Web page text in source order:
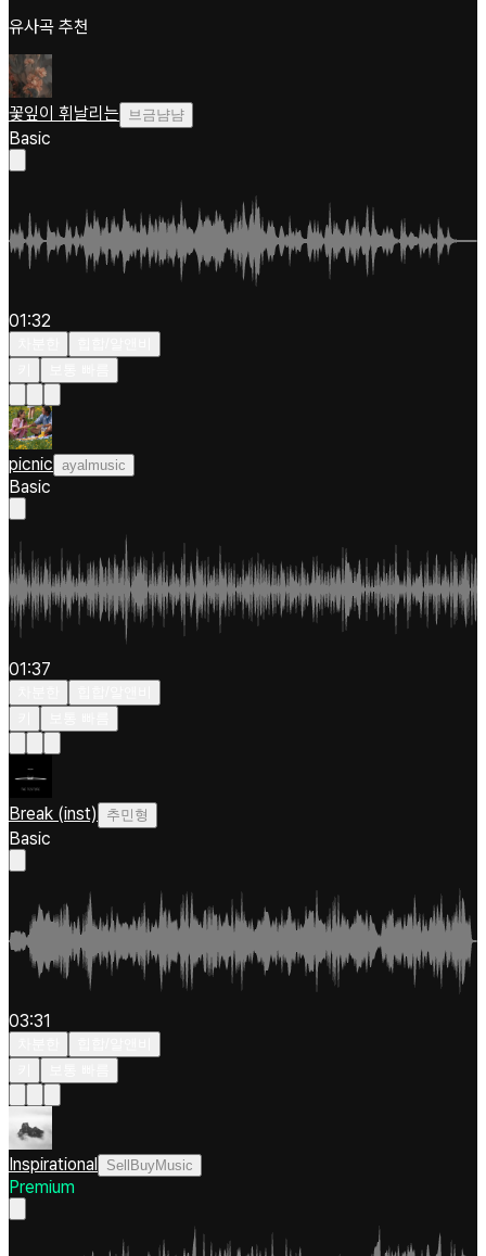
유사곡 추천
꽃잎이 휘날리는 브금냠냠
Basic
01:32
picnic ayalmusic
Basic
01:37
Break (inst) 추민형
Basic
03:31
Inspirational SellBuyMusic
Premium